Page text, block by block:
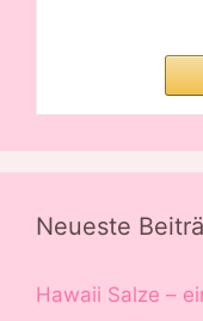
Neueste
Hawaii Salze –